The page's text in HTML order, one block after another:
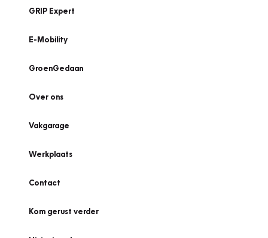
GRIP Expert
E-Mobility
GroenGedaan
Over ons
Vakgarage
Werkplaats
Contact
Kom gerust verder